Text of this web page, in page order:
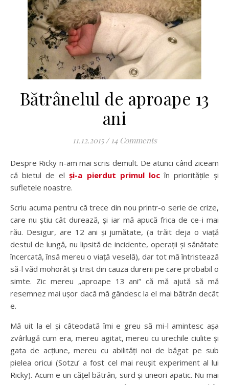
Bătrânelul de aproape 13
ani
11.12.2015 / 14 Comments
Despre Ricky n-am mai scris demult. De atunci când ziceam
că bietul de elși-a pierdut primul locîn prioritățile și
sufletele noastre.
Scriu acuma pentru că trece din nou printr-o serie de crize,
care nu știu cât durează, și iar mă apucă frica de ce-i mai
rău. Desigur, are 12 ani și jumătate, (a trăit deja o viață
destul de lungă, nu lipsită de incidente, operații și sănătate
încercată, însă mereu o viață veselă), dar tot mă întristează
să-l văd mohorât și trist din cauza durerii pe care probabil o
simte. Zic mereu „aproape 13 ani” că mă ajută să mă
resemnez mai ușor dacă mă gândesc la el mai bătrân decât
e.
Mă uit la el și câteodată îmi e greu să mi-l amintesc așa
zvârlugă cum era, mereu agitat, mereu cu urechile ciulite și
gata de acțiune, mereu cu abilități noi de băgat pe sub
pielea oricui (Sotzu’ a fost cel mai reușit experiment al lui
Ricky). Acum e un cățel bătrân, surd și uneori apatic. Nu mai